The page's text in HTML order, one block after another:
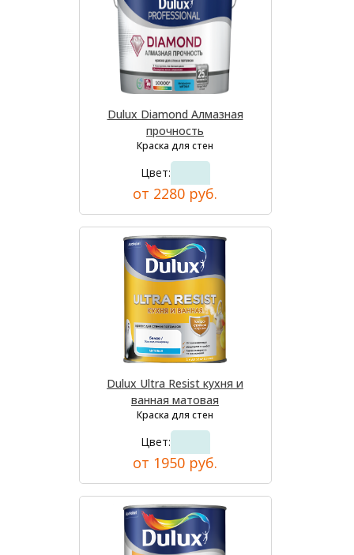
Dulux Diamond Алмазная
прочность
Краска для стен
Цвет:
от 2280 руб.
Dulux Ultra Resist кухня и
ванная матовая
Краска для стен
Цвет:
от 1950 руб.